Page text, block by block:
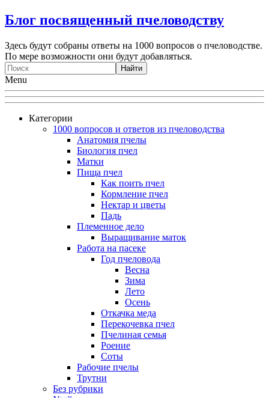
Блог посвященный пчеловодству
Здесь будут собраны ответы на 1000 вопросов о пчеловодстве.
По мере возможности они будут добавляться.
Menu
Категории
1000 вопросов и ответов из пчеловодства
Анатомия пчелы
Биология пчел
Матки
Пища пчел
Как поить пчел
Кормление пчел
Нектар и цветы
Падь
Племенное дело
Выращивание маток
Работа на пасеке
Год пчеловода
Весна
Зима
Лето
Осень
Откачка меда
Перекочевка пчел
Пчелиная семья
Роение
Соты
Рабочие пчелы
Трутни
Без рубрики